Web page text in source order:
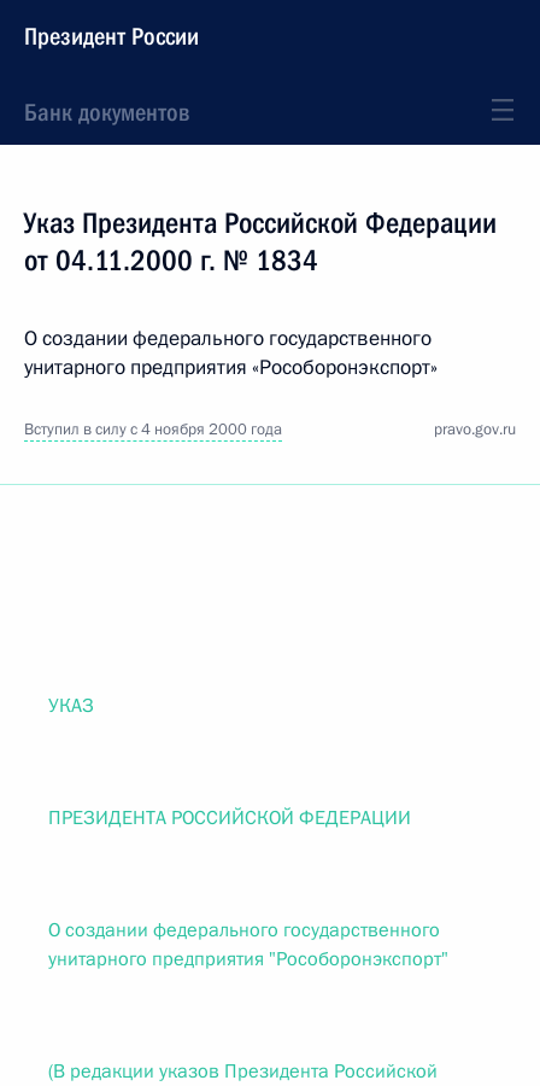
Президент России
Банк документов
Указ Президента Российской Федерации
от 04.11.2000 г. № 1834
О создании федерального государственного
унитарного предприятия «Рособоронэкспорт»
Вступил в силу с 4 ноября 2000 года pravo.gov.ru
УКАЗ
ПРЕЗИДЕНТА РОССИЙСКОЙ ФЕДЕРАЦИИ
О создании федерального государственного
унитарного предприятия "Рособоронэкспорт"
(В редакции указов Президента Российской